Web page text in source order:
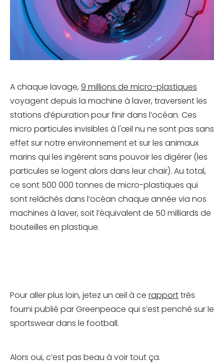
A chaque lavage, 9 millions de micro-plastiques
voyagent depuis la machine à laver, traversent les
stations d’épuration pour finir dans l’océan. Ces
micro particules invisibles à l'œil nu ne sont pas sans
effet sur notre environnement et sur les animaux
marins qui les ingèrent sans pouvoir les digérer (les
particules se logent alors dans leur chair). Au total,
ce sont 500 000 tonnes de micro-plastiques qui
sont relâchés dans l’océan chaque année via nos
machines à laver, soit l’équivalent de 50 milliards de
bouteilles en plastique.
Pour aller plus loin, jetez un œil à ce rapporttrès
fourni publié par Greenpeace qui s’est penché sur le
sportswear dans le football.
Alors oui, c’est pas beau à voir tout ça.